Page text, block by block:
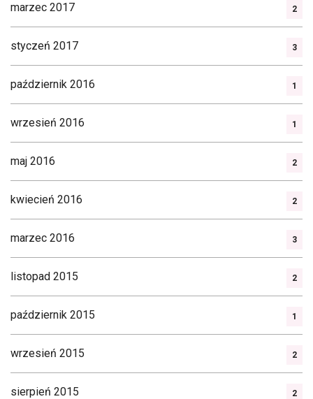
marzec 2017 2
styczeń 2017 3
październik 2016 1
wrzesień 2016 1
maj 2016 2
kwiecień 2016 2
marzec 2016 3
listopad 2015 2
październik 2015 1
wrzesień 2015 2
sierpień 2015 2